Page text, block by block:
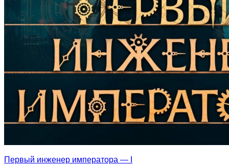
Первый инженер императора — I